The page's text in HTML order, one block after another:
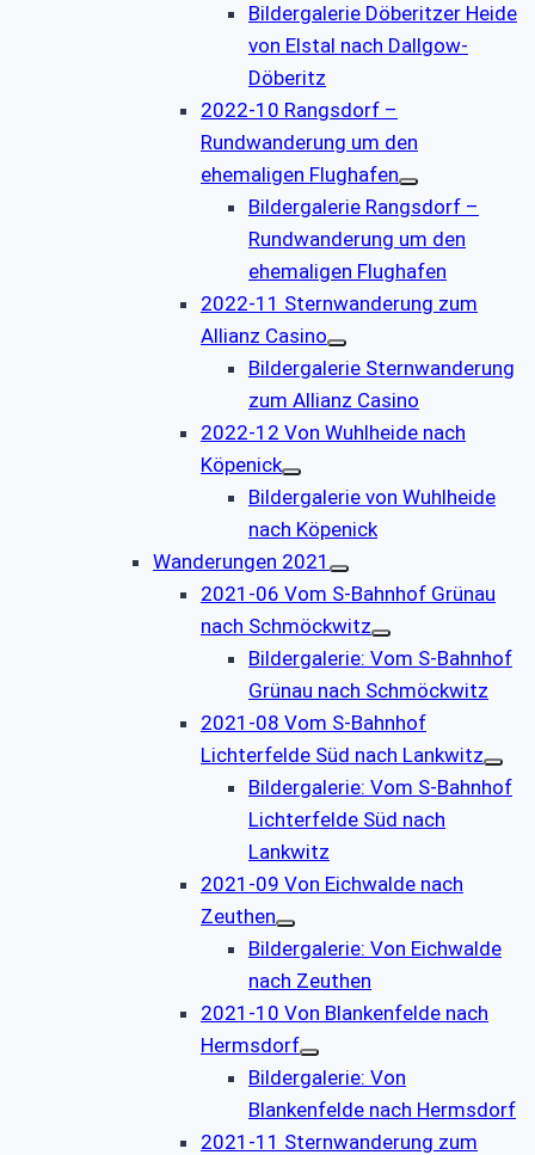
Bildergalerie Döberitzer Heide
von Elstal nach Dallgow-
Döberitz
2022-10 Rangsdorf –
Rundwanderung um den
ehemaligen Flughafen
Bildergalerie Rangsdorf –
Rundwanderung um den
ehemaligen Flughafen
2022-11 Sternwanderung zum
Allianz Casino
Bildergalerie Sternwanderung
zum Allianz Casino
2022-12 Von Wuhlheide nach
Köpenick
Bildergalerie von Wuhlheide
nach Köpenick
Wanderungen 2021
2021-06 Vom S-Bahnhof Grünau
nach Schmöckwitz
Bildergalerie: Vom S-Bahnhof
Grünau nach Schmöckwitz
2021-08 Vom S-Bahnhof
Lichterfelde Süd nach Lankwitz
Bildergalerie: Vom S-Bahnhof
Lichterfelde Süd nach
Lankwitz
2021-09 Von Eichwalde nach
Zeuthen
Bildergalerie: Von Eichwalde
nach Zeuthen
2021-10 Von Blankenfelde nach
Hermsdorf
Bildergalerie: Von
Blankenfelde nach Hermsdorf
2021-11 Sternwanderung zum